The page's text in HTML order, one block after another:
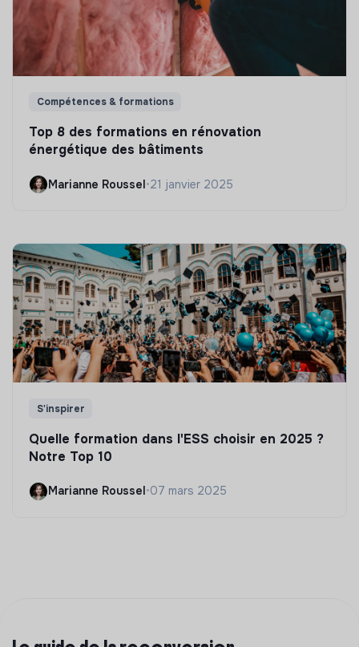
Compétences & formations
Top 8 des formations en rénovation
énergétique des bâtiments
Marianne Roussel•21 janvier 2025
S'inspirer
Quelle formation dans l'ESS choisir en 2025 ?
Notre Top 10
Marianne Roussel•07 mars 2025